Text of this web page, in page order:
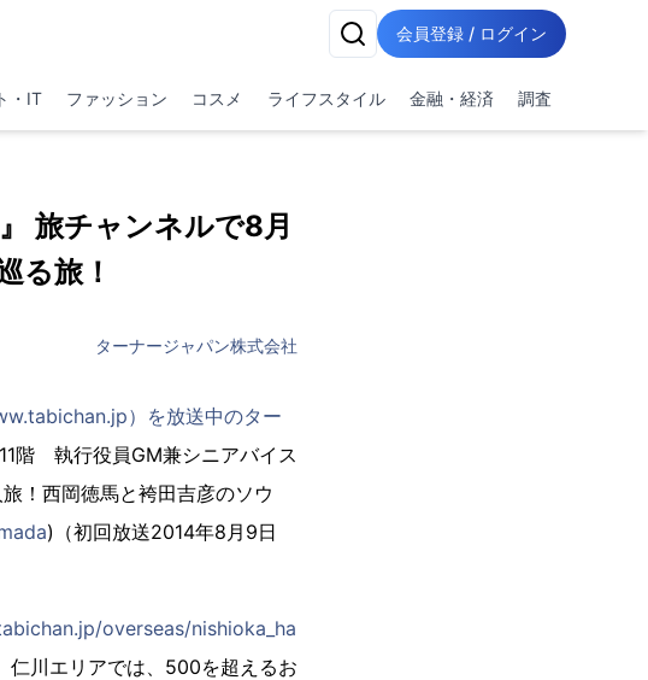
会員登録 / ログイン
・IT ファッション コスメ ライフスタイル 金融・経済 調査
旅チャンネルで8月
る旅！
ターナージャパン株式会社
）を放送中のター
階 執行役員GM兼シニアバイス
！西岡徳馬と袴田吉彦のソウ
)（初回放送2014年8月9日
overseas/nishioka_ha
仁川エリアでは、500を超えるお